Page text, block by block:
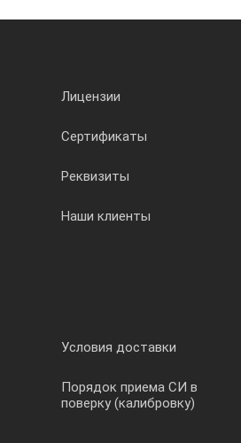
2 меры: 12 ± 0,21
абсолютной погрешности
Лицензии
Сертификаты
Реквизиты
Наши клиенты
Условия доставки
Порядок приема СИ в
поверку (калибровку)